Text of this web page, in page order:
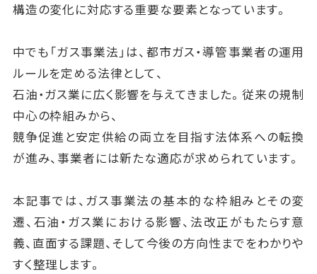
構造の変化に対応する重要な要素となっています。
中でも「ガス事業法」は、都市ガス・導管事業者の運用
ルールを定める法律として、
石油・ガス業に広く影響を与えてきました。従来の規制
中心の枠組みから、
競争促進と安定供給の両立を目指す法体系への転換
が進み、事業者には新たな適応が求められています。
本記事では、ガス事業法の基本的な枠組みとその変
遷、石油・ガス業における影響、法改正がもたらす意
義、直面する課題、そして今後の方向性までをわかりや
すく整理します。